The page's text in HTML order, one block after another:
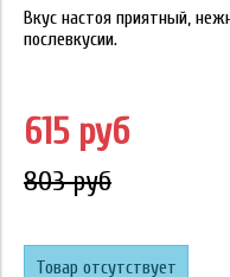
Вкус настоя приятный,
послевкусии.
615 руб
803 руб
Товар отсутствует